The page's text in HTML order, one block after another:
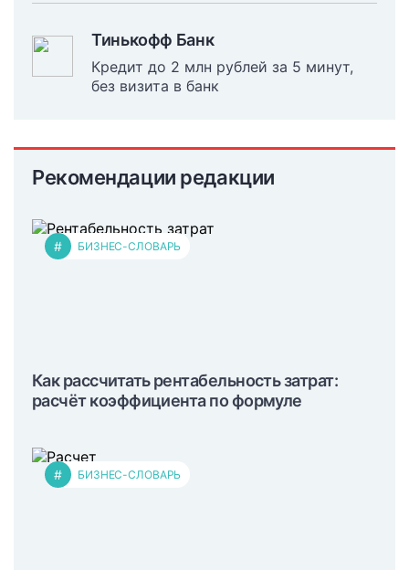
Тинькофф Банк
Кредит до 2 млн рублей за 5 минут,
без визита в банк
Рекомендации редакции
# БИЗНЕС-СЛОВАРЬ
Как рассчитать рентабельность затрат:
расчёт коэффициента по формуле
# БИЗНЕС-СЛОВАРЬ